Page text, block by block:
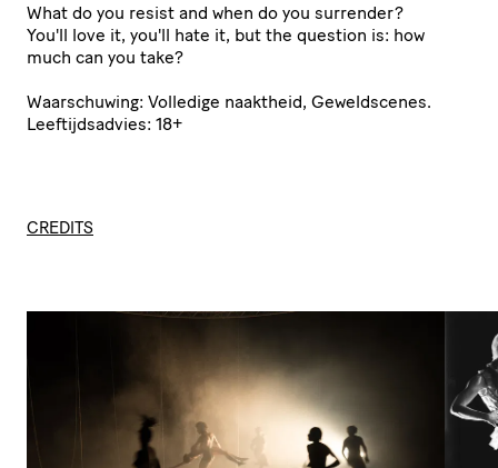
What do you resist and when do you surrender?
You'll love it, you'll hate it, but the question is: how
much can you take?
Waarschuwing: Volledige naaktheid, Geweldscenes.
Leeftijdsadvies: 18+
CREDITS